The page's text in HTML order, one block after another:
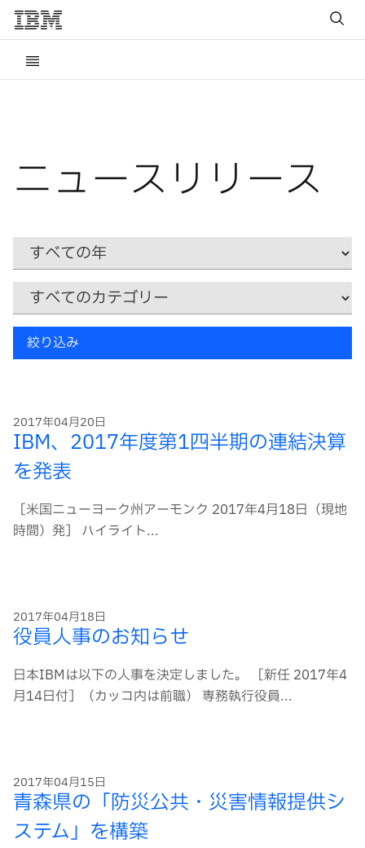
ニュースリリース
Year
カ
ゴ
リ
キ
ワ
絞り込み
2017年04月20日
IBM、2017年度第1四半期の連結決算
を発表
［米国ニューヨーク州アーモンク 2017年4月18日（現地
時間）発］ ハイライト...
2017年04月18日
役員人事のお知らせ
日本IBMは以下の人事を決定しました。 ［新任 2017年4
月14日付］（カッコ内は前職） 専務執行役員...
2017年04月15日
青森県の「防災公共・災害情報提供シ
ステム」を構築